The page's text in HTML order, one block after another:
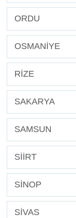
ORDU
OSMANİYE
RİZE
SAKARYA
SAMSUN
SİİRT
SİNOP
SİVAS